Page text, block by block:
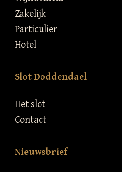
Zakelijk
Particulier
Hotel
Slot Doddendael
Het slot
Contact
Nieuwsbrief